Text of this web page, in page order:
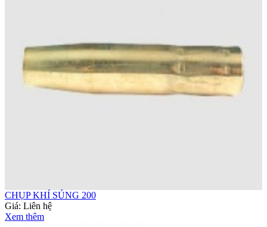
CHỤP KHÍ SÚNG 200
Giá: Liên hệ
Xem thêm